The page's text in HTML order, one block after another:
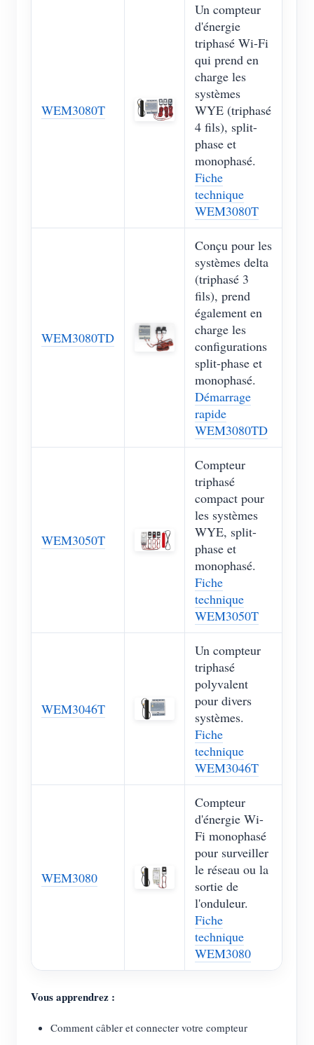
WEM3080T
Un compteur
d'énergie
triphasé Wi-Fi
qui prend en
charge les
systèmes
WYE (triphasé
4 fils), split-
phase et
monophasé.
Fiche
technique
WEM3080T
WEM3080TD
Conçu pour les
systèmes delta
(triphasé 3
fils), prend
également en
charge les
configurations
split-phase et
monophasé.
Démarrage
rapide
WEM3080TD
WEM3050T
Compteur
triphasé
compact pour
les systèmes
WYE, split-
phase et
monophasé.
Fiche
technique
WEM3050T
WEM3046T
Un compteur
triphasé
polyvalent
pour divers
systèmes.
Fiche
technique
WEM3046T
WEM3080
Compteur
d'énergie Wi-
Fi monophasé
pour surveiller
le réseau ou la
sortie de
l'onduleur.
Fiche
technique
WEM3080
Vous apprendrez :
Comment câbler et connecter votre compteur